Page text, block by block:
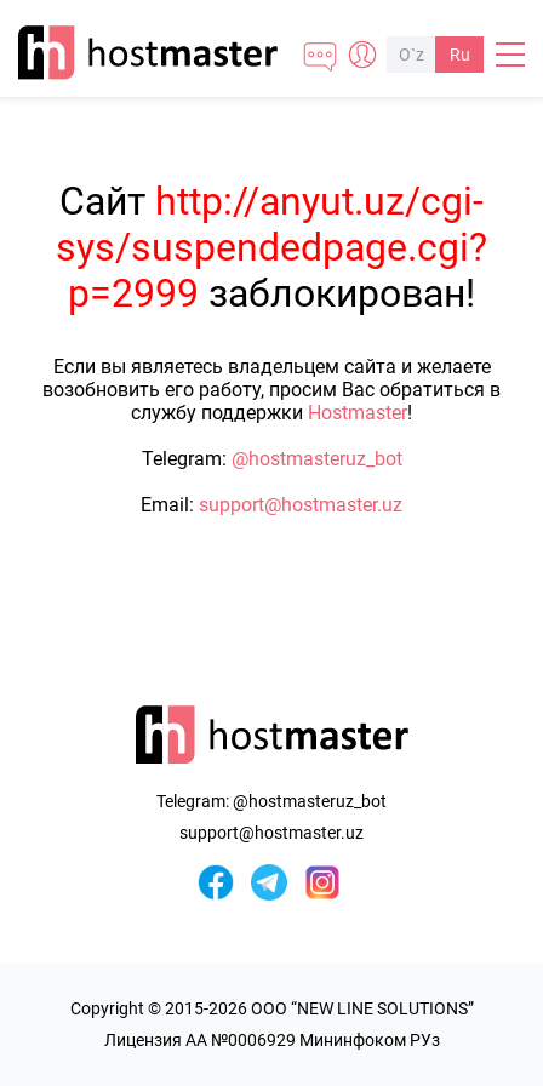
O`z Ru
Сайт http://anyut.uz/cgi-
sys/suspendedpage.cgi?
p=2999 заблокирован!
Если вы являетесь владельцем сайта и желаете
возобновить его работу, просим Вас обратиться в
службу поддержки Hostmaster!
Telegram: @hostmasteruz_bot
Email: support@hostmaster.uz
Telegram:@hostmasteruz_bot
support@hostmaster.uz
Copyright © 2015-2026 OOO “NEW LINE SOLUTIONS”
Лицензия AA №0006929 Мининфоком РУз